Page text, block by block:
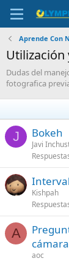
Aprende Con
Utilización
Dudas del
fotografica
J Bokeh
Javi
Kishpah
A
cámara
aoc